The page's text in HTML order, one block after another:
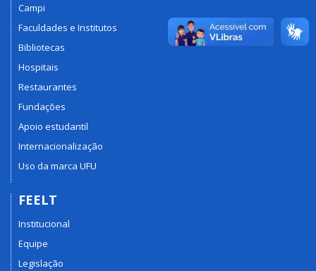
Campi
Faculdades e Institutos
Bibliotecas
Hospitais
Restaurantes
Fundações
Apoio estudantil
Internacionalização
Uso da marca UFU
FEELT
Institucional
Equipe
Legislação